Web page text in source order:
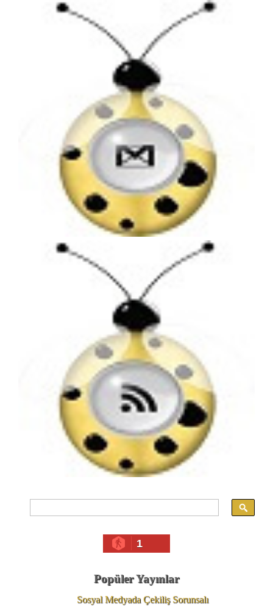
1
Popüler Yayınlar
Sosyal Medyada Çekiliş Sorunsalı